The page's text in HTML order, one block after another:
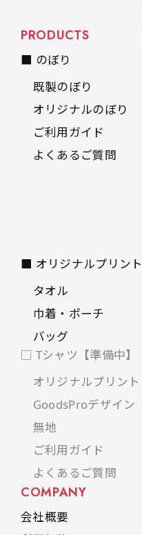
PRODUCTS
■ のぼり
既製のぼり
オリジナルのぼり
ご利用ガイド
よくあるご質問
■ オリジナルプリント
タオル
巾着・ポーチ
バッグ
□ Tシャツ【準備中】
オリジナルプリント
GoodsProデザイン
無地
ご利用ガイド
よくあるご質問
COMPANY
会社概要